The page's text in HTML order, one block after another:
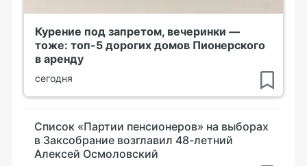
Курение под запретом, вечеринки —
тоже: топ-5 дорогих домов Пионерского
в аренду
сегодня
Список «Партии пенсионеров» на выборах
в Заксобрание возглавил 48-летний
Алексей Осмоловский